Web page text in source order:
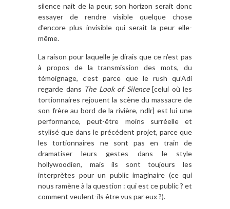
silence nait de la peur, son horizon serait donc
essayer de rendre visible quelque chose
d’encore plus invisible qui serait la peur elle-
même.
La raison pour laquelle je dirais que ce n’est pas
à propos de la transmission des mots, du
témoignage, c’est parce que le rush qu’Adi
regarde dans The Look of Silence[celui où les
tortionnaires rejouent la scène du massacre de
son frère au bord de la rivière, ndlr] est lui une
performance, peut-être moins surréelle et
stylisé que dans le précédent projet, parce que
les tortionnaires ne sont pas en train de
dramatiser leurs gestes dans le style
hollywoodien, mais ils sont toujours les
interprètes pour un public imaginaire (ce qui
nous ramène à la question : qui est ce public ? et
comment veulent-ils être vus par eux ?).